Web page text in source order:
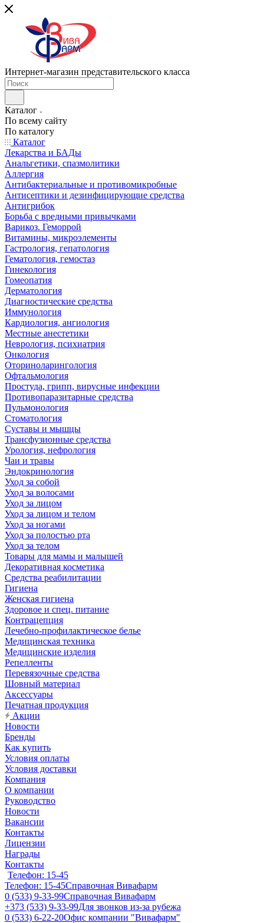
Интернет-магазин представительского класса
Каталог
По всему сайту
По каталогу
Каталог
Лекарства и БАДы
Анальгетики, спазмолитики
Аллергия
Антибактериальные и противомикробные
Антисептики и дезинфицирующие средства
Антигрибок
Борьба с вредными привычками
Варикоз. Геморрой
Витамины, микроэлементы
Гастрология, гепатология
Гематология, гемостаз
Гинекология
Гомеопатия
Дерматология
Диагностические средства
Иммунология
Кардиология, ангиология
Местные анестетики
Неврология, психиатрия
Онкология
Оториноларингология
Офтальмология
Простуда, грипп, вирусные инфекции
Противопаразитарные средства
Пульмонология
Стоматология
Суставы и мышцы
Трансфузионные средства
Урология, нефрология
Чаи и травы
Эндокринология
Уход за собой
Уход за волосами
Уход за лицом
Уход за лицом и телом
Уход за ногами
Уход за полостью рта
Уход за телом
Товары для мамы и малышей
Декоративная косметика
Средства реабилитации
Гигиена
Женская гигиена
Здоровое и спец. питание
Контрацепция
Лечебно-профилактическое белье
Медицинская техника
Медицинские изделия
Репелленты
Перевязочные средства
Шовный материал
Аксессуары
Печатная продукция
Акции
Новости
Бренды
Как купить
Условия оплаты
Условия доставки
Компания
О компании
Руководство
Новости
Вакансии
Контакты
Лицензии
Награды
Контакты
Телефон: 15-45
Телефон: 15-45Справочная Вивафарм
0 (533) 9-33-99Справочная Вивафарм
+373 (533) 9-33-99Для звонков из-за рубежа
0 (533) 6-22-20Офис компании "Вивафарм"